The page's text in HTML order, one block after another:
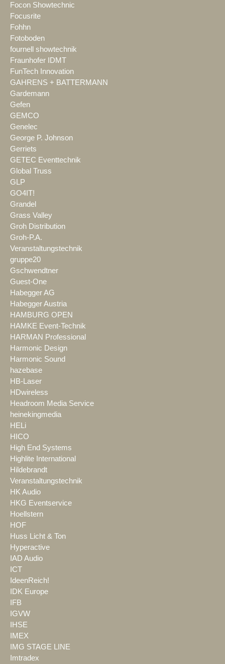
Focon Showtechnic
Focusrite
Fohhn
Fotoboden
fournell showtechnik
Fraunhofer IDMT
FunTech Innovation
GAHRENS + BATTERMANN
Gardemann
Gefen
GEMCO
Genelec
George P. Johnson
Gerriets
GETEC Eventtechnik
Global Truss
GLP
GO4IT!
Grandel
Grass Valley
Groh Distribution
Groh-P.A.
Veranstaltungstechnik
gruppe20
Gschwendtner
Guest-One
Habegger AG
Habegger Austria
HAMBURG OPEN
HAMKE Event-Technik
HARMAN Professional
Harmonic Design
Harmonic Sound
hazebase
HB-Laser
HDwireless
Headroom Media Service
heinekingmedia
HELi
HICO
High End Systems
Highlite International
Hildebrandt
Veranstaltungstechnik
HK Audio
HKG Eventservice
Hoellstern
HOF
Huss Licht & Ton
Hyperactive
IAD Audio
ICT
IdeenReich!
IDK Europe
IFB
IGVW
IHSE
IMEX
IMG STAGE LINE
Imtradex